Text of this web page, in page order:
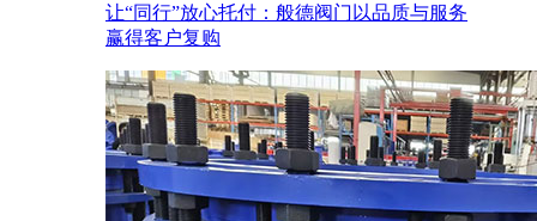
让“同行”放心托付：般德阀门以品质与服务
赢得客户复购